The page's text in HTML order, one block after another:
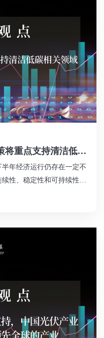
将重点支持清洁低碳
半年经济运行仍存在一定不
性、稳定性和可持续性，
碳相关的六大领域成为财